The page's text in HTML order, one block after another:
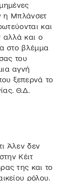
η Μπλάνσετ
και
αλλά και ο
στο βλέμμα
του
αγνή
ξεπερνά το
Θ.Δ.
Άλεν δεν
Κέιτ
της και το
ρόλου.